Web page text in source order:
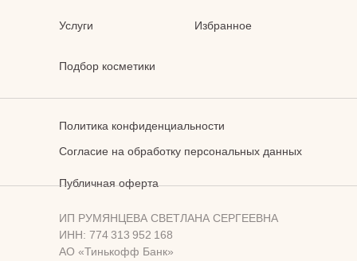
Услуги
Подбор косметики
Избранное
ИП РУМЯНЦЕВА СВЕТЛАНА СЕРГЕЕВНА
ИНН: 774 313 952 168
АО «Тинькофф Банк»
Политика конфиденциальности
Публичная оферта
Согласие на обработку персональных данных